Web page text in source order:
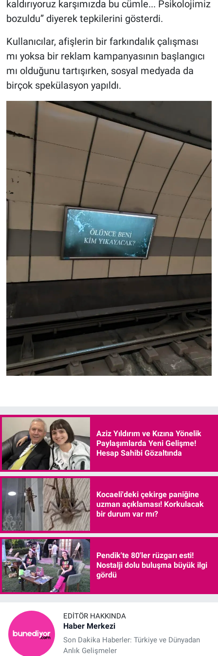
kaldırıyoruz karşımızda bu cümle... Psikolojimiz
bozuldu” diyerek tepkilerini gösterdi.
Kullanıcılar, afişlerin bir farkındalık çalışması
mı yoksa bir reklam kampanyasının başlangıcı
mı olduğunu tartışırken, sosyal medyada da
birçok spekülasyon yapıldı.
Aziz Yıldırım ve Kızına Yönelik
Paylaşımlarda Yeni Gelişme!
Hesap Sahibi Gözaltında
Kocaeli'deki çekirge paniğine
uzman açıklaması! Korkulacak
bir durum var mı?
Pendik'te 80'ler rüzgarı esti!
Nostalji dolu buluşma büyük ilgi
gördü
EDITÖR HAKKINDA
Haber Merkezi
Son Dakika Haberler: Türkiye ve Dünyadan
Anlık Gelişmeler